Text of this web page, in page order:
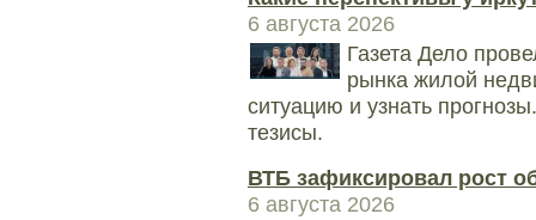
6 августа 2026
Газета Дело
рынка жилой
ситуацию и узнать
тезисы.
ВТБ зафиксировал рост
6 августа 2026